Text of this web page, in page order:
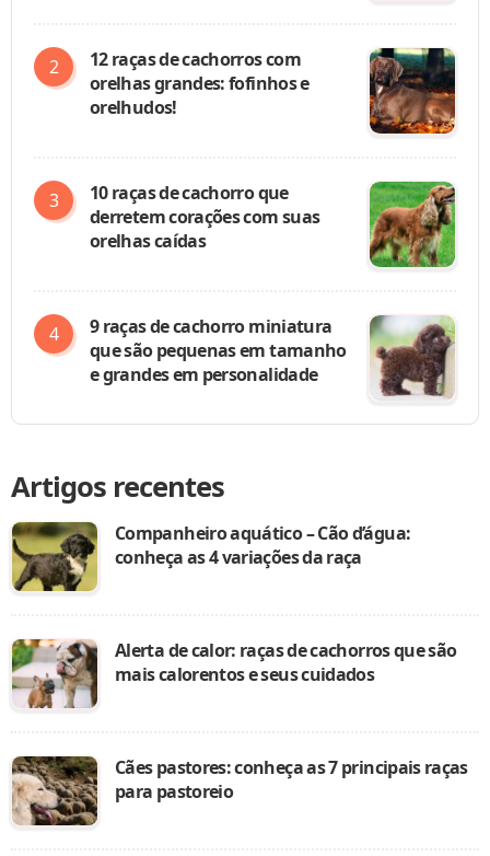
12 raças de cachorros com
orelhas grandes: fofinhos e
orelhudos!
10 raças de cachorro que
derretem corações com suas
orelhas caídas
9 raças de cachorro miniatura
que são pequenas em tamanho
e grandes em personalidade
Artigos recentes
Companheiro aquático – Cão d’água:
conheça as 4 variações da raça
Alerta de calor: raças de cachorros que são
mais calorentos e seus cuidados
Cães pastores: conheça as 7 principais raças
para pastoreio